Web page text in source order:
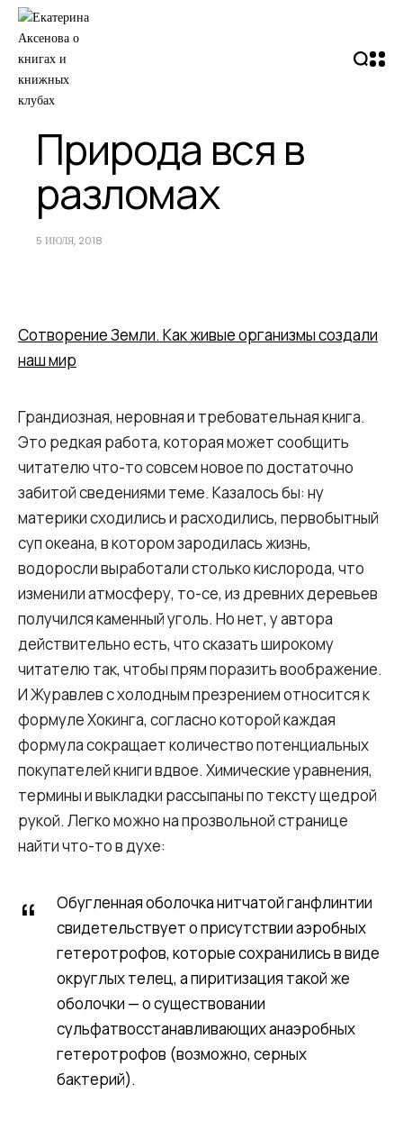
Природа вся в
разломах
5 ИЮЛЯ, 2018
Сотворение Земли. Как живые организмы создали
наш мир
Грандиозная, неровная и требовательная книга.
Это редкая работа, которая может сообщить
читателю что-то совсем новое по достаточно
забитой сведениями теме. Казалось бы: ну
материки сходились и расходились, первобытный
суп океана, в котором зародилась жизнь,
водоросли выработали столько кислорода, что
изменили атмосферу, то-се, из древних деревьев
получился каменный уголь. Но нет, у автора
действительно есть, что сказать широкому
читателю так, чтобы прям поразить воображение.
И Журавлев с холодным презрением относится к
формуле Хокинга, согласно которой каждая
формула сокращает количество потенциальных
покупателей книги вдвое. Химические уравнения,
термины и выкладки рассыпаны по тексту щедрой
рукой. Легко можно на прозвольной странице
найти что-то в духе:
Обугленная оболочка нитчатой ганфлинтии
свидетельствует о присутствии аэробных
гетеротрофов, которые сохранились в виде
округлых телец, а пиритизация такой же
оболочки — о существовании
сульфатвосстанавливающих анаэробных
гетеротрофов (возможно, серных
бактерий).